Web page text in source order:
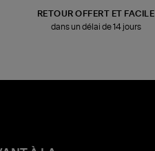
RETOUR OFFERT ET FACILE
dans un délai de 14 jours